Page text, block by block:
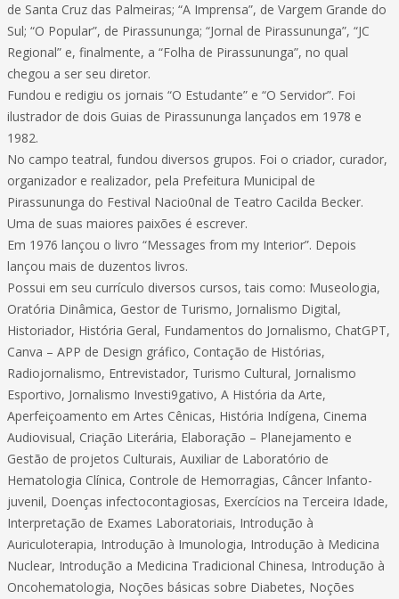
de Santa Cruz das Palmeiras; “A Imprensa”, de Vargem Grande do
Sul; “O Popular”, de Pirassununga; “Jornal de Pirassununga”, “JC
Regional” e, finalmente, a “Folha de Pirassununga”, no qual
chegou a ser seu diretor.
Fundou e redigiu os jornais “O Estudante” e “O Servidor”. Foi
ilustrador de dois Guias de Pirassununga lançados em 1978 e
1982.
No campo teatral, fundou diversos grupos. Foi o criador, curador,
organizador e realizador, pela Prefeitura Municipal de
Pirassununga do Festival Nacio0nal de Teatro Cacilda Becker.
Uma de suas maiores paixões é escrever.
Em 1976 lançou o livro “Messages from my Interior”. Depois
lançou mais de duzentos livros.
Possui em seu currículo diversos cursos, tais como: Museologia,
Oratória Dinâmica, Gestor de Turismo, Jornalismo Digital,
Historiador, História Geral, Fundamentos do Jornalismo, ChatGPT,
Canva – APP de Design gráfico, Contação de Histórias,
Radiojornalismo, Entrevistador, Turismo Cultural, Jornalismo
Esportivo, Jornalismo Investi9gativo, A História da Arte,
Aperfeiçoamento em Artes Cênicas, História Indígena, Cinema
Audiovisual, Criação Literária, Elaboração – Planejamento e
Gestão de projetos Culturais, Auxiliar de Laboratório de
Hematologia Clínica, Controle de Hemorragias, Câncer Infanto-
juvenil, Doenças infectocontagiosas, Exercícios na Terceira Idade,
Interpretação de Exames Laboratoriais, Introdução à
Auriculoterapia, Introdução à Imunologia, Introdução à Medicina
Nuclear, Introdução a Medicina Tradicional Chinesa, Introdução à
Oncohematologia, Noções básicas sobre Diabetes, Noções